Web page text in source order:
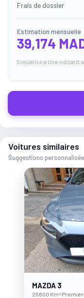
Frais de dossier
Estimation mensuelle
39,174
Simulation à titre indicatif,
Voitures similaires
Suggestions
MAZDA 3
25600 Km